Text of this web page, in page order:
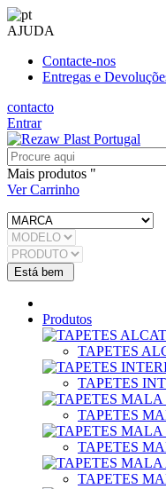
AJUDA
Contacte-nos
Entregas e
contacto
Entrar
Mais produtos "
Ver Carrinho
Produtos
TAPETES
TAPETES
TAPETES
TAPETES
TAPETES